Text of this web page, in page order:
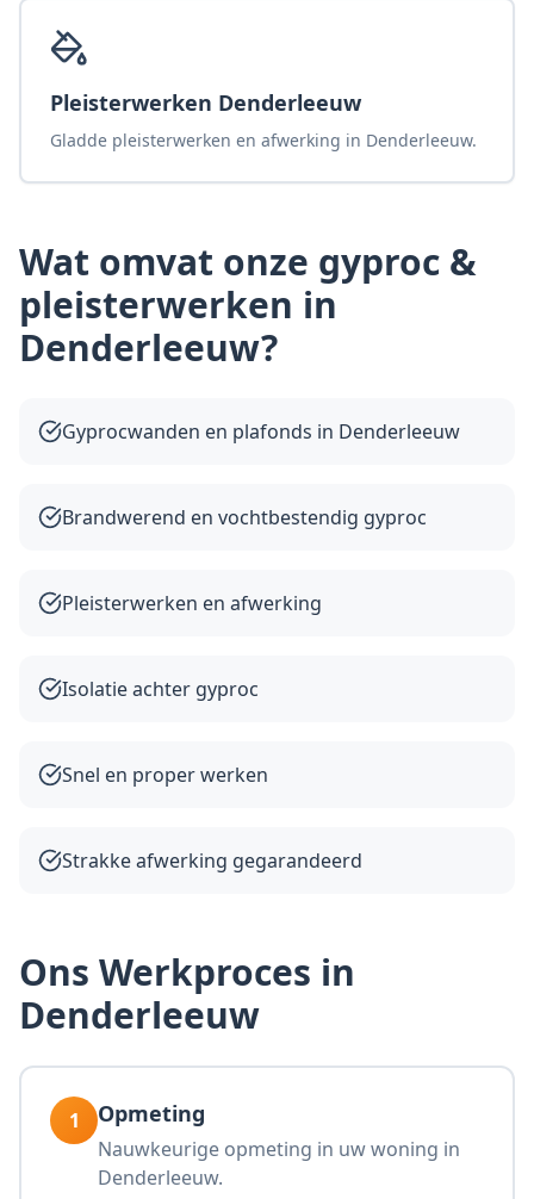
Pleisterwerken Denderleeuw
Gladde pleisterwerken en afwerking in Denderleeuw.
Wat omvat onze gyproc &
pleisterwerken in
Denderleeuw?
Gyprocwanden en plafonds in Denderleeuw
Brandwerend en vochtbestendig gyproc
Pleisterwerken en afwerking
Isolatie achter gyproc
Snel en proper werken
Strakke afwerking gegarandeerd
Ons Werkproces in
Denderleeuw
1 Opmeting
Nauwkeurige opmeting in uw woning in
Denderleeuw.